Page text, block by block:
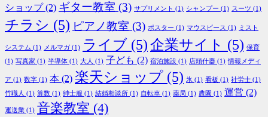
ショップ(2) ギター教室 (3) サプリメント (1) シャンプー (1) スーツ (1)
チラシ (5) ピアノ教室 (3) ポスター (1) マウスピース (1) ミスト
システム (1) メルマガ (1) ライブ (5)企業サイト (5) 保育
(1) 写真家 (1) 半導体 (1) 大人 (1) 子ども (2) 宿泊施設 (1) 店頭什器 (1) 情報メディ
ア (1) 数字 (1) 本 (2) 楽天ショップ (5) 氷 (1) 看板 (1) 社労士 (1)
竹職人 (1) 算数 (1) 紳士服 (1) 結婚相談所 (1) 自転車 (1) 薬局 (1) 農園 (1) 運営 (2)
運送業 (1) 音楽教室 (4)